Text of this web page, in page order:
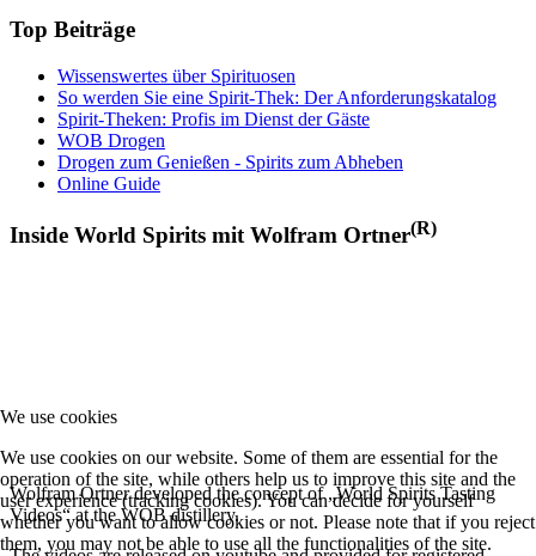
Top Beiträge
Wissenswertes über Spirituosen
So werden Sie eine Spirit-Thek: Der Anforderungskatalog
Spirit-Theken: Profis im Dienst der Gäste
WOB Drogen
Drogen zum Genießen - Spirits zum Abheben
Online Guide
Inside World Spirits mit Wolfram Ortner(R)
Wolfram Ortner developed the concept of „World Spirits Tasting
Videos“ at the WOB distillery.
We use cookies
We use cookies on our website. Some of them are essential for the
operation of the site, while others help us to improve this site and the
user experience (tracking cookies). You can decide for yourself
whether you want to allow cookies or not. Please note that if you reject
them, you may not be able to use all the functionalities of the site.